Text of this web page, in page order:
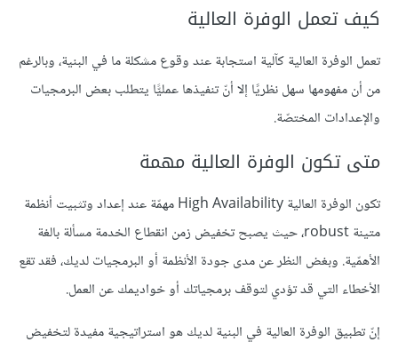
كيف تعمل الوفرة العالية
تعمل الوفرة العالية كآلية استجابة عند وقوع مشكلة ما في البنية، وبالرغم
من أن مفهومها سهل نظريًا إلا أنّ تنفيذها عمليًّا يتطلب بعض البرمجيات
والإعدادات المختصّة.
متى تكون الوفرة العالية مهمة
تكون الوفرة العالية High Availability مهمّة عند إعداد وتثبيت أنظمة
متينة robust، حيث يصبح تخفيض زمن انقطاع الخدمة مسألة بالغة
الأهمّية. وبغض النظر عن مدى جودة الأنظمة أو البرمجيات لديك، فقد تقع
الأخطاء التي قد تؤدي لتوقف برمجياتك أو خواديمك عن العمل.
إنّ تطبيق الوفرة العالية في البنية لديك هو استراتيجية مفيدة لتخفيض